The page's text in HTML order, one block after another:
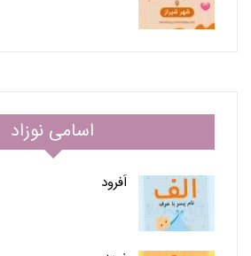
اسامی نوزاد
اَفرود